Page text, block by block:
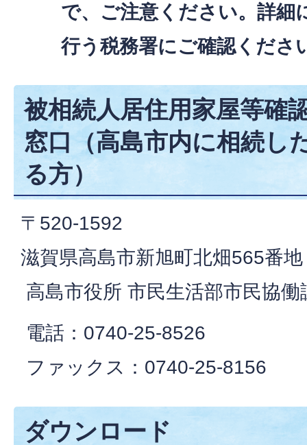
で、ご注意ください。詳細
行う税務署にご確認くださ
被相続人居住用家屋等確
窓口（高島市内に相続し
る方）
〒520-1592
滋賀県高島市新旭町北畑565番地
高島市役所 市民生活部市民協働
電話：0740-25-8526
ファックス：0740-25-8156
ダウンロード